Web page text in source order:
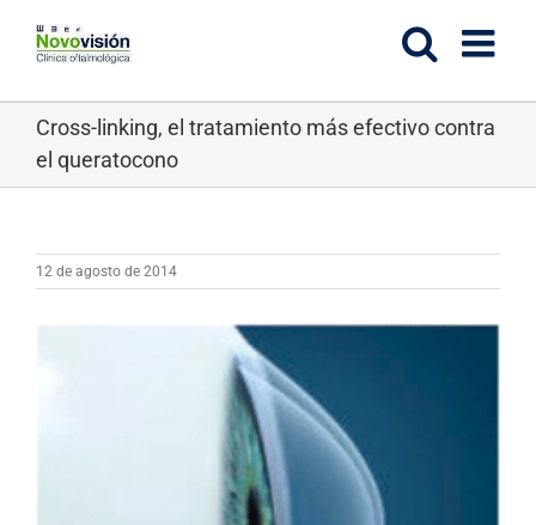
contenido
Cross-linking, el tratamiento más efectivo contra
el queratocono
12 de agosto de 2014